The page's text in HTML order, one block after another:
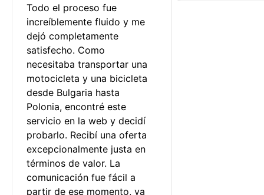
Todo el proceso fue
increíblemente fluido y me
dejó completamente
satisfecho. Como
necesitaba transportar una
motocicleta y una bicicleta
desde Bulgaria hasta
Polonia, encontré este
servicio en la web y decidí
probarlo. Recibí una oferta
excepcionalmente justa en
términos de valor. La
comunicación fue fácil a
partir de ese momento, ya